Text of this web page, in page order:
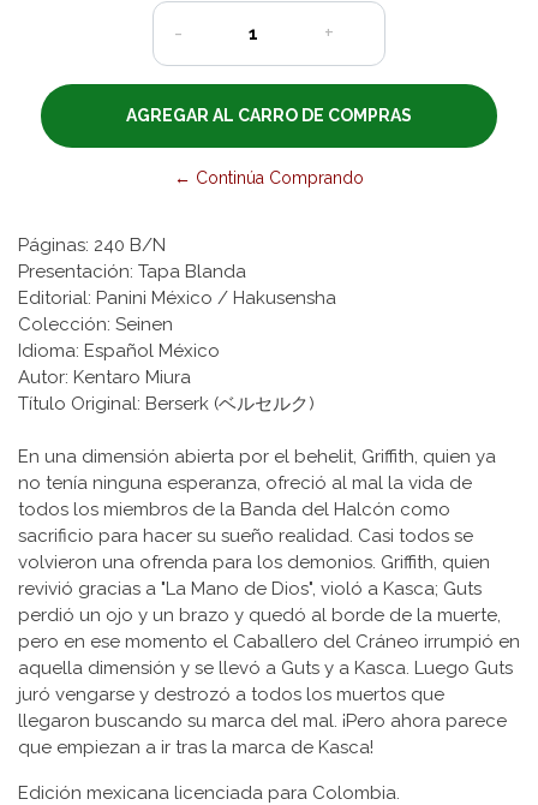
- +
← Continúa Comprando
Páginas: 240 B/N
Presentación: Tapa Blanda
Editorial: Panini México / Hakusensha
Colección: Seinen
Idioma: Español México
Autor: Kentaro Miura
Título Original: Berserk (ベルセルク)
En una dimensión abierta por el behelit, Griffith, quien ya
no tenía ninguna esperanza, ofreció al mal la vida de
todos los miembros de la Banda del Halcón como
sacrificio para hacer su sueño realidad. Casi todos se
volvieron una ofrenda para los demonios. Griffith, quien
revivió gracias a "La Mano de Dios", violó a Kasca; Guts
perdió un ojo y un brazo y quedó al borde de la muerte,
pero en ese momento el Caballero del Cráneo irrumpió en
aquella dimensión y se llevó a Guts y a Kasca. Luego Guts
juró vengarse y destrozó a todos los muertos que
llegaron buscando su marca del mal. ¡Pero ahora parece
que empiezan a ir tras la marca de Kasca!
Edición mexicana licenciada para Colombia.